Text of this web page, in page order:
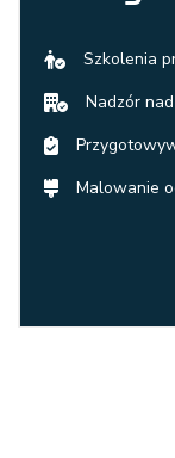
Szkolenia
Nadzór
Malowanie